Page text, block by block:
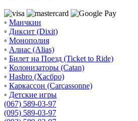
◦ Манчкин
◦ Диксит (Dixit)
◦ Монополия
◦ Алиас (Alias)
◦ Билет на Поезд (Ticket to Ride)
◦ Колонизаторы (Catan)
◦ Hasbro (Хасбро)
◦ Каркассон (Carcassonne)
◦ Детские игры
(067) 589-03-97
(095) 589-03-97